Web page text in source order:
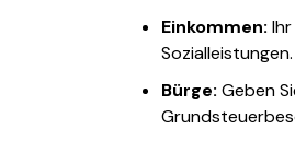
Einkommen:
Sozialleistungen.
Bürge: Geben